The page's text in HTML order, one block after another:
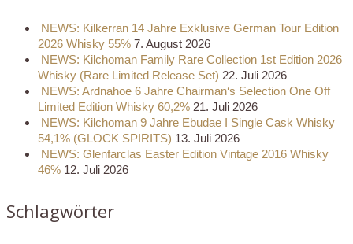
NEWS: Kilkerran 14 Jahre Exklusive German Tour Edition
2026 Whisky 55% 7. August 2026
NEWS: Kilchoman Family Rare Collection 1st Edition 2026
Whisky (Rare Limited Release Set) 22. Juli 2026
NEWS: Ardnahoe 6 Jahre Chairman‘s Selection One Off
Limited Edition Whisky 60,2% 21. Juli 2026
NEWS: Kilchoman 9 Jahre Ebudae I Single Cask Whisky
54,1% (GLOCK SPIRITS) 13. Juli 2026
NEWS: Glenfarclas Easter Edition Vintage 2016 Whisky
46% 12. Juli 2026
Schlagwörter